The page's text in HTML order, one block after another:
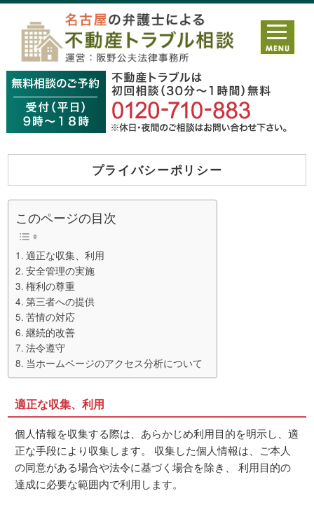
プライバシーポリシー
このページの目次
適正な収集、利用
安全管理の実施
権利の尊重
第三者への提供
苦情の対応
継続的改善
法令遵守
当ホームページのアクセス分析について
適正な収集、利用
個人情報を収集する際は、あらかじめ利用目的を明示し、適
正な手段により収集します。 収集した個人情報は、ご本人
の同意がある場合や法令に基づく場合を除き、 利用目的の
達成に必要な範囲内で利用します。